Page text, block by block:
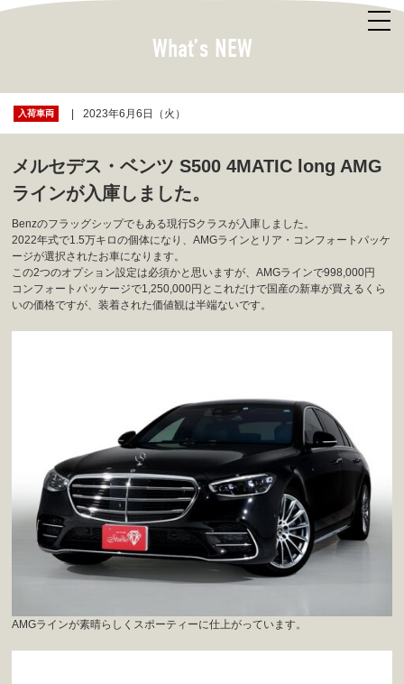
What’s NEW
入荷車両 2023年6月6日（火）
メルセデス・ベンツ S500 4MATIC long AMG
ラインが入庫しました。
Benzのフラッグシップでもある現行Sクラスが入庫しました。
2022年式で1.5万キロの個体になり、AMGラインとリア・コンフォートパッケ
ージが選択されたお車になります。
この2つのオプション設定は必須かと思いますが、AMGラインで998,000円
コンフォートパッケージで1,250,000円とこれだけで国産の新車が買えるくら
いの価格ですが、装着された価値観は半端ないです。
AMGラインが素晴らしくスポーティーに仕上がっています。